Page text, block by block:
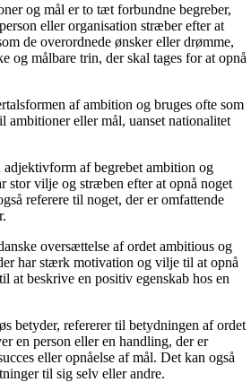
og mål er to tæt forbundne begreber,
eller organisation stræber efter at
de overordnede ønsker eller drømme,
og målbare trin, der skal tages for at opnå
af ambition og bruges ofte som
ambitioner eller mål, uanset nationalitet
af begrebet ambition og
stor vilje og stræben efter at opnå noget
referere til noget, der er omfattende
oversættelse af ordet ambitious og
har stærk motivation og vilje til at opnå
at beskrive en positiv egenskab hos en
betyder, refererer til betydningen af ordet
en person eller en handling, der er
eller opnåelse af mål. Det kan også
til sig selv eller andre.